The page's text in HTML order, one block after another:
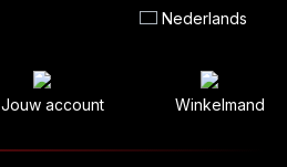
Nederlands
Jouw account Winkelmand